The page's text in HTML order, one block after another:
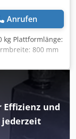
Anrufen
kg Plattformlänge:
800 mm
und
jederzeit